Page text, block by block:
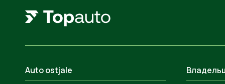
Auto ostjale